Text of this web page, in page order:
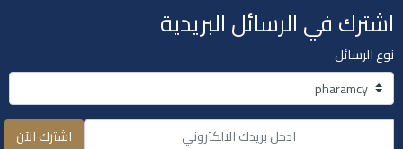
اشترك في الرسائل البريدية
نوع الرسائل
اشترك الآن